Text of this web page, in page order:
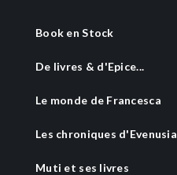
Book en Stock
De livres & d'Epice...
Le monde de Francesca
Les chroniques d'Evenusia
Muti et ses livres